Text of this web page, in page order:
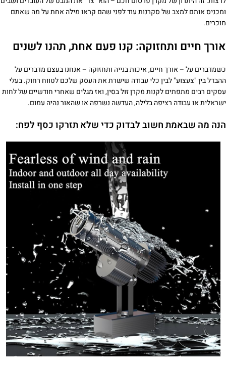
ומכניס אותם למצב של סקרנות עוד לפני שהם קראו מילה אחת על מה שאתם
מוכרים.
אורך חיים ותחזוקה: קנו פעם אחת, תהנו לשנים
כשמדברים על – אורך חיים, איכות בנייה ותחזוקה – אנחנו בעצם מדברים על
ההבדל בין "צעצוע" לבין כלי עבודה שישרת את העסק שלכם לטווח רחוק. בעלי
עסקים רבים מתפתים לקנות מקרן זול בסין, ואז מגלים שאחרי חודשיים של לחות
ישראלית או עבודה רציפה בלילה, העדשה נשרפה או שהאור נהיה עמום.
הנה מה שבאמת חשוב לבדוק כדי שלא תזרקו כסף לפח: